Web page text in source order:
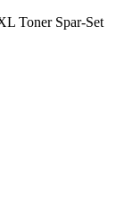
Toner Spar-Set